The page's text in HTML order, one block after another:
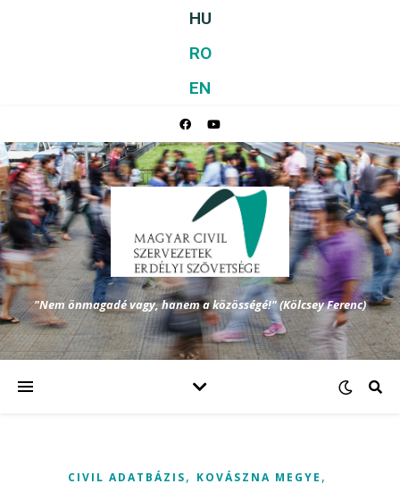
HU
RO
EN
"Nem önmagadé vagy, hanem a közösségé!" (Kölcsey Ferenc)
CIVIL ADATBÁZIS, KOVÁSZNA MEGYE ,